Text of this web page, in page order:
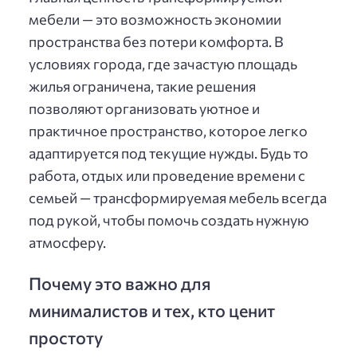
мебели — это возможность экономии
пространства без потери комфорта. В
условиях города, где зачастую площадь
жилья ограничена, такие решения
позволяют организовать уютное и
практичное пространство, которое легко
адаптируется под текущие нужды. Будь то
работа, отдых или проведение времени с
семьей — трансформируемая мебель всегда
под рукой, чтобы помочь создать нужную
атмосферу.
Почему это важно для
минималистов и тех, кто ценит
простоту